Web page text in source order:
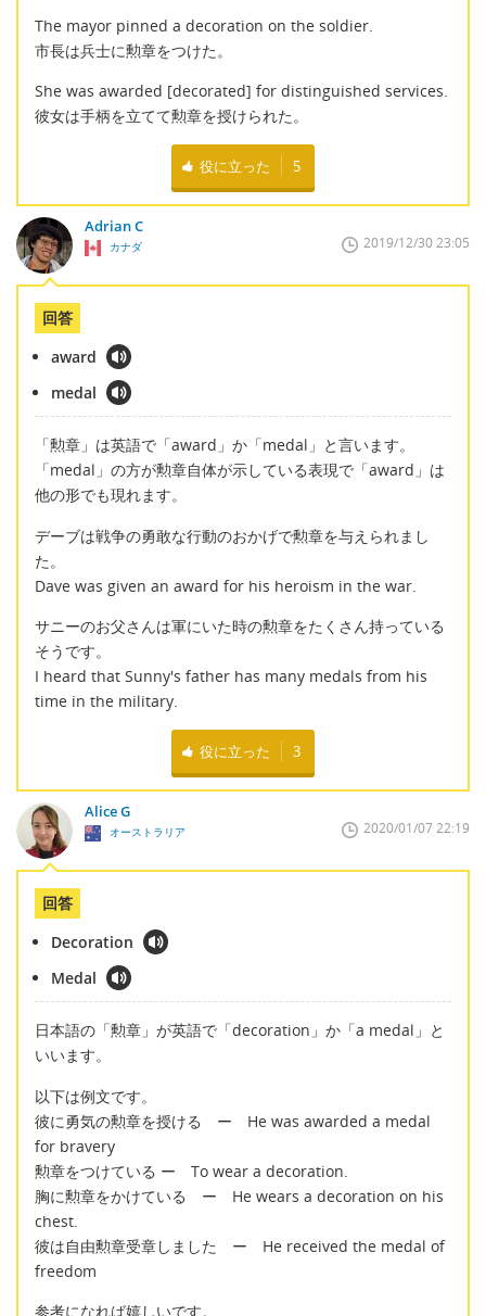
The mayor pinned a decoration on the soldier.
市長は兵士に勲章をつけた。
She was awarded [decorated] for distinguished services.
彼女は手柄を立てて勲章を授けられた。
役に立った 5
Adrian C
カナダ 2019/12/30 23:05
回答
award
medal
「勲章」は英語で「award」か「medal」と言います。
「medal」の方が勲章自体が示している表現で「award」は
他の形でも現れます。
デーブは戦争の勇敢な行動のおかげで勲章を与えられまし
た。
Dave was given an award for his heroism in the war.
サニーのお父さんは軍にいた時の勲章をたくさん持っている
そうです。
I heard that Sunny's father has many medals from his
time in the military.
役に立った 3
Alice G
オーストラリア 2020/01/07 22:19
回答
Decoration
Medal
日本語の「勲章」が英語で「decoration」か「a medal」と
いいます。
以下は例文です。
彼に勇気の勲章を授ける ー He was awarded a medal
for bravery
勲章をつけている ー To wear a decoration.
胸に勲章をかけている ー He wears a decoration on his
chest.
彼は自由勲章受章しました ー He received the medal of
freedom
参考になれば嬉しいです。